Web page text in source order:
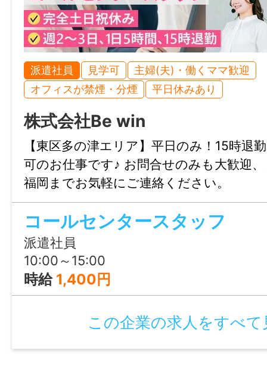
「飲食・フード、販売・接客・サービス、
ント・エンタメ、営業、事務・オフィスワ
送・引越・ドライバー、軽作業、建築・土
場・製造、IT・クリエイティブ、美容・理
療・介護・保育、警備・清掃・ビル管理」
その他にも「完全在宅、在宅OK、フレック
り、スキマ時間勤務、時差出勤、救済採用
調整、リモート面接OK、面接時マスク着用
会状況に合わせたご提案も可能です！お気
さい。
担当者：神山 学|【FHK】
情報公開日
2026/06/26 00:00
派遣社員 見学可
主婦(夫)・働くママ歓迎
オフィスが禁煙・分煙
平日休みあり
株式会社Be win
【東区多の津エリア】平日のみ！15時退
可のお仕事です♪ お問合せのみも大歓迎
福岡までお気軽にご連絡ください。
コールセンタースタッフ
派遣社員
10:00～15:00
時給 1,400円
この企業の求人をすべて